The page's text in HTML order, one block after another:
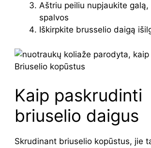
Aštriu peiliu nupjaukite galą,
spalvos
Iškirpkite brusselio daigą
Kaip paskrudinti
briuselio daigus
Skrudinant briuselio kopūstus, jie